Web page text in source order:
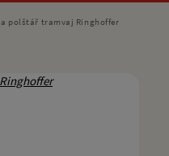
polštář tramvaj Ringhoffer